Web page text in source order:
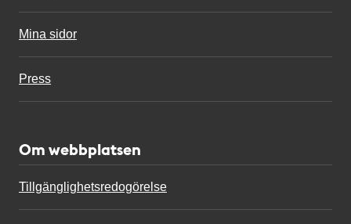
Mina sidor
Press
Om webbplatsen
Tillgänglighetsredogörelse